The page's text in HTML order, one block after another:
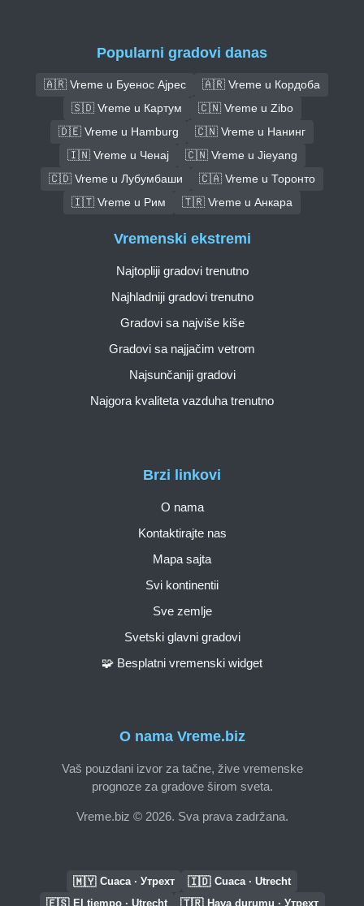
Popularni gradovi danas
🇦🇷 Vreme u Буенос Ајрес
🇦🇷 Vreme u Кордоба
🇸🇩 Vreme u Картум
🇨🇳 Vreme u Zibo
🇩🇪 Vreme u Hamburg
🇨🇳 Vreme u Нанинг
🇮🇳 Vreme u Ченај
🇨🇳 Vreme u Jieyang
🇨🇩 Vreme u Лубумбаши
🇨🇦 Vreme u Торонто
🇮🇹 Vreme u Рим
🇹🇷 Vreme u Анкара
O nama Vreme.biz
Vaš pouzdani izvor za tačne, žive vremenske
prognoze za gradove širom sveta.
Vreme.biz © 2026. Sva prava zadržana.
Brzi linkovi
O nama
Kontaktirajte nas
Mapa sajta
Svi kontinentii
Sve zemlje
Svetski glavni gradovi
🧩 Besplatni vremenski widget
Vremenski ekstremi
Najtopliji gradovi trenutno
Najhladniji gradovi trenutno
Gradovi sa najviše kiše
Gradovi sa najjačim vetrom
Najsunčaniji gradovi
Najgora kvaliteta vazduha trenutno
🇲🇾 Cuaca · Утрехт 🇮🇩 Cuaca · Utrecht
🇪🇸 El tiempo · Utrecht 🇹🇷 Hava durumu · Утрехт